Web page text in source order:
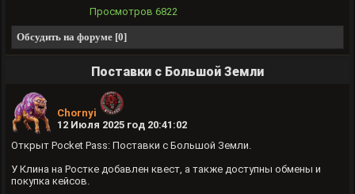
Просмотров 6822
Обсудить на форуме [0]
Поставки с Большой Земли
Chornyi
12 Июля 2025 год 20:41:02
Открыт Pocket Pass: Поставки с Большой Земли.
У Клина на Ростке добавлен квест, а также доступны обмены и
покупка кейсов.